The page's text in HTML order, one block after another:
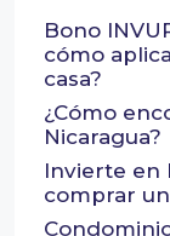
Bono
cómo
casa?
¿Cómo
Nicaragua?
Invierte en
comprar